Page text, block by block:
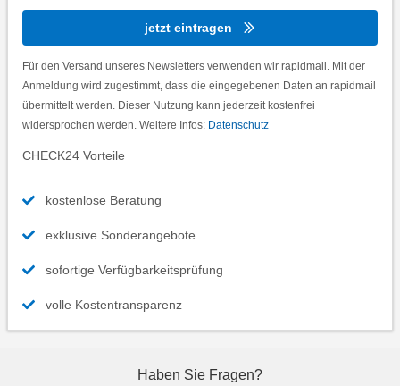
jetzt eintragen
Für den Versand unseres Newsletters verwenden wir rapidmail. Mit der
Anmeldung wird zugestimmt, dass die eingegebenen Daten an rapidmail
übermittelt werden. Dieser Nutzung kann jederzeit kostenfrei
widersprochen werden. Weitere Infos: Datenschutz
CHECK24 Vorteile
kostenlose Beratung
exklusive Sonderangebote
sofortige Verfügbarkeitsprüfung
volle Kostentransparenz
Haben Sie Fragen?